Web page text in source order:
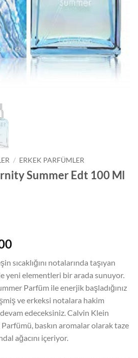
/ ERKEK PARFÜMLER
Summer Edt 100 Ml
Şu
fiyat:
₺200,00.
sıcaklığını notalarında taşıyan
yeni elementleri bir arada sunuyor.
Parfüm ile enerjik başladığınız
ve erkeksi notalara hakim
edeceksiniz. Calvin Klein
baskın aromalar olarak taze
ağacını içeriyor.